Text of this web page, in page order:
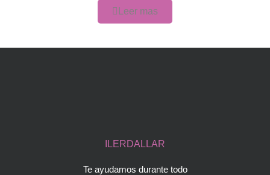
Leer mas
ILERDALLAR
Te ayudamos durante todo